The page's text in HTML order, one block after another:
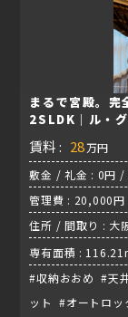
まるで宮殿。完
2SLDK｜ル・
賃料 : 28万円
敷金 / 礼金 : 0円
管理費 : 20,000円
住所 / 間取り : 大
駅』
専有面積 :
#収納おおめ #天
ット #オートロ